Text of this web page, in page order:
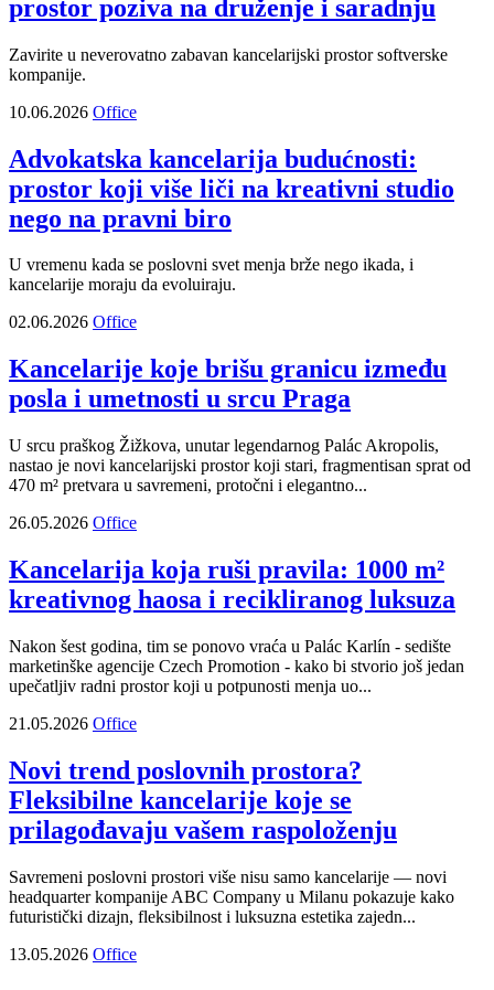
prostor poziva na druženje i saradnju
Zavirite u neverovatno zabavan kancelarijski prostor softverske
kompanije.
10.06.2026 Office
Advokatska kancelarija budućnosti:
prostor koji više liči na kreativni studio
nego na pravni biro
U vremenu kada se poslovni svet menja brže nego ikada, i
kancelarije moraju da evoluiraju.
02.06.2026 Office
Kancelarije koje brišu granicu između
posla i umetnosti u srcu Praga
U srcu praškog Žižkova, unutar legendarnog Palác Akropolis,
nastao je novi kancelarijski prostor koji stari, fragmentisan sprat od
470 m² pretvara u savremeni, protočni i elegantno...
26.05.2026 Office
Kancelarija koja ruši pravila: 1000 m²
kreativnog haosa i recikliranog luksuza
Nakon šest godina, tim se ponovo vraća u Palác Karlín - sedište
marketinške agencije Czech Promotion - kako bi stvorio još jedan
upečatljiv radni prostor koji u potpunosti menja uo...
21.05.2026 Office
Novi trend poslovnih prostora?
Fleksibilne kancelarije koje se
prilagođavaju vašem raspoloženju
Savremeni poslovni prostori više nisu samo kancelarije — novi
headquarter kompanije ABC Company u Milanu pokazuje kako
futuristički dizajn, fleksibilnost i luksuzna estetika zajedn...
13.05.2026 Office